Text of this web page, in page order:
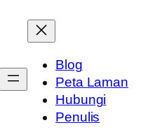
Blog
Peta Laman
Hubungi
Penulis